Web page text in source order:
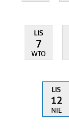
LIS
7
WTO
LIS
12
NIE